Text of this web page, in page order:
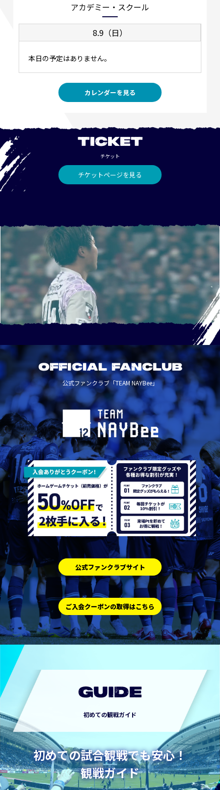
アカデミー・スクール
8.9（日）
本日の予定はありません。
カレンダーを見る
TICKET
チケット
チケットページを見る
OFFICIAL FANCLUB
公式ファンクラブ「TEAM NAYBee」
公式ファンクラブサイト
ご入会クーポンの取得はこちら
GUIDE
初めての観戦ガイド
初めての試合観戦でも安心！
観戦ガイド